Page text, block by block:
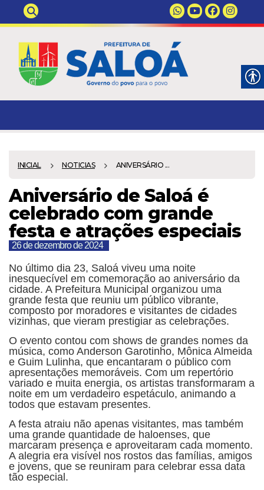
INICIAL NOTICIAS ANIVERSÁRIO ...
Aniversário de Saloá é
celebrado com grande
festa e atrações especiais
26 de dezembro de 2024
No último dia 23, Saloá viveu uma noite
inesquecível em comemoração ao aniversário da
cidade. A Prefeitura Municipal organizou uma
grande festa que reuniu um público vibrante,
composto por moradores e visitantes de cidades
vizinhas, que vieram prestigiar as celebrações.
O evento contou com shows de grandes nomes da
música, como Anderson Garotinho, Mônica Almeida
e Guim Lulinha, que encantaram o público com
apresentações memoráveis. Com um repertório
variado e muita energia, os artistas transformaram a
noite em um verdadeiro espetáculo, animando a
todos que estavam presentes.
A festa atraiu não apenas visitantes, mas também
uma grande quantidade de haloenses, que
marcaram presença e aproveitaram cada momento.
A alegria era visível nos rostos das famílias, amigos
e jovens, que se reuniram para celebrar essa data
tão especial.